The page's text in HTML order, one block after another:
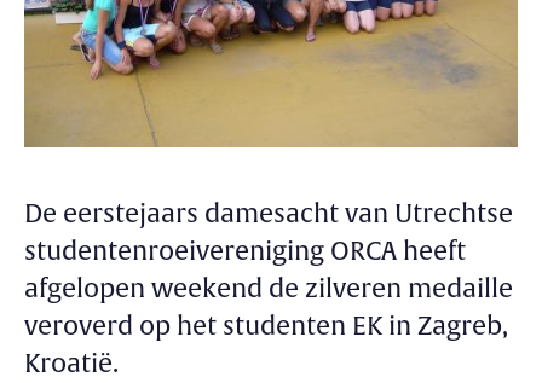
De eerstejaars damesacht van Utrechtse
studentenroeivereniging ORCA heeft
afgelopen weekend de zilveren medaille
veroverd op het studenten EK in Zagreb,
Kroatië.